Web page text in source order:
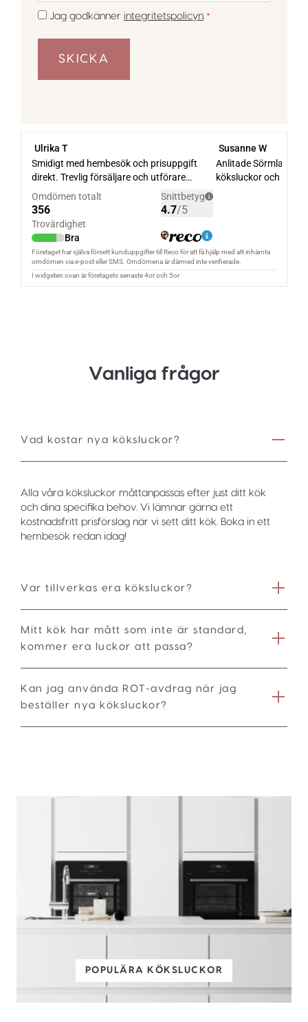
*
Samtycke
Jag godkänner integritetspolicyn. *
Vanliga frågor
Vad kostar nya köksluckor?
Alla våra köksluckor måttanpassas efter just ditt kök
och dina specifika behov. Vi lämnar gärna ett
kostnadsfritt prisförslag när vi sett ditt kök. Boka in ett
hembesök redan idag!
Var tillverkas era köksluckor?
Mitt kök har mått som inte är standard,
kommer era luckor att passa?
Kan jag använda ROT-avdrag när jag
beställer nya köksluckor?
POPULÄRA KÖKSLUCKOR